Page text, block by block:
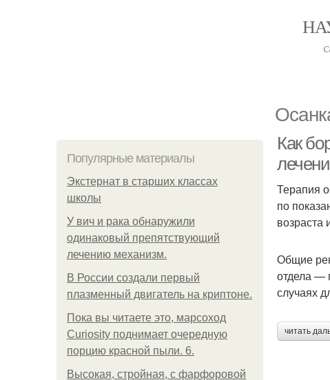
Популярные материалы
Экстернат в старших классах
школы
У вич и рака обнаружили
одинаковый препятствующий
лечению механизм.
В России создали первый
плазменный двигатель на криптоне.
Пока вы читаете это, марсоход
Curiosity поднимает очередную
порцию красной пыли. 6.
Высокая, стройная, с фарфоровой
Как
Терапия
по
возраста
Общие
отдела —
случаях
читать